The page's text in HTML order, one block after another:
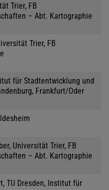
Trier, FB
– Abt. Kartographie
Trier, FB
für Stadtentwicklung und
Frankfurt/Oder
Universität Trier, FB
– Abt. Kartographie
TU Dresden, Institut für